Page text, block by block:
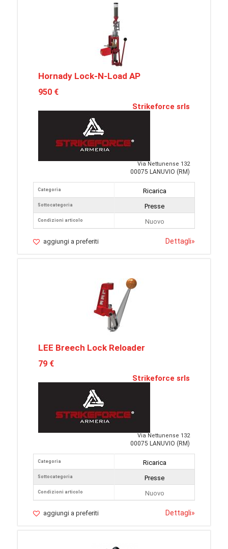
Hornady Lock-N-Load AP
950 €
Strikeforce srls
Via Nettunense 132
00075 LANUVIO (RM)
Categoria
Sottocategoria
Condizioni articolo
Ricarica
Presse
Nuovo
aggiungi a preferiti Dettagli»
LEE Breech Lock Reloader
79 €
Strikeforce srls
Via Nettunense 132
00075 LANUVIO (RM)
Categoria
Sottocategoria
Condizioni articolo
Ricarica
Presse
Nuovo
aggiungi a preferiti Dettagli»